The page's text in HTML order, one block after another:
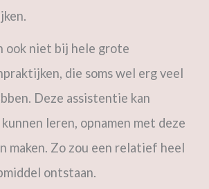
ook niet bij hele grote
die soms wel erg veel
Deze assistentie kan
leren, opnamen met deze
maken. Zo zou een relatief heel
ontstaan.